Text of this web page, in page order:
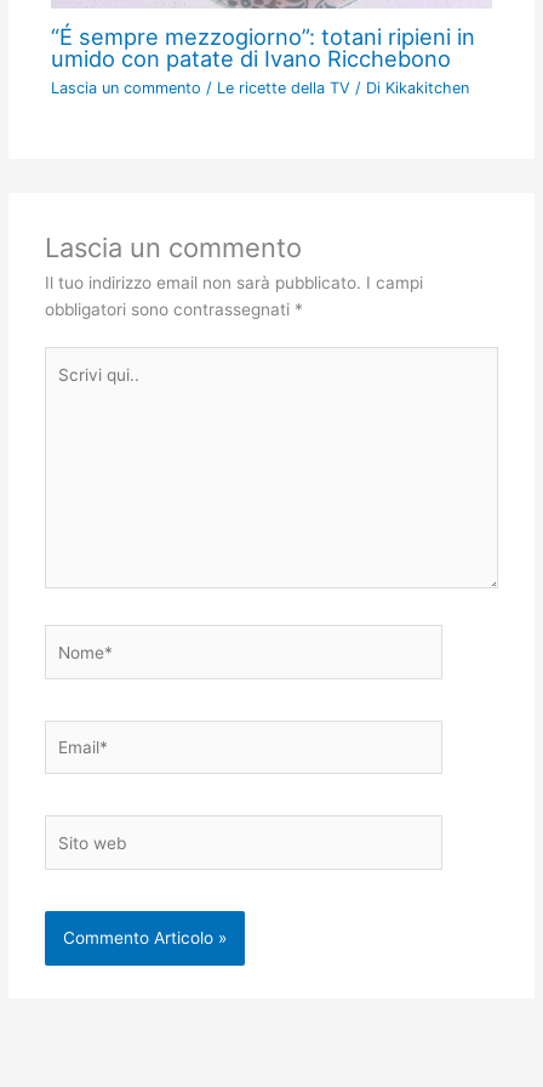
“É sempre mezzogiorno”: totani ripieni in
umido con patate di Ivano Ricchebono
Lascia un commento / Le ricette della TV / Di Kikakitchen
Lascia un commento
Il tuo indirizzo email non sarà pubblicato. I campi
obbligatori sono contrassegnati *
qui..
web